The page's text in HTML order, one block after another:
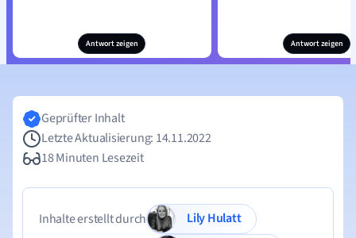
Antwort zeigen Antwort zeigen
Geprüfter Inhalt
Letzte Aktualisierung: 14.11.2022
18 Minuten Lesezeit
Inhalte erstellt durch
Lily Hulatt